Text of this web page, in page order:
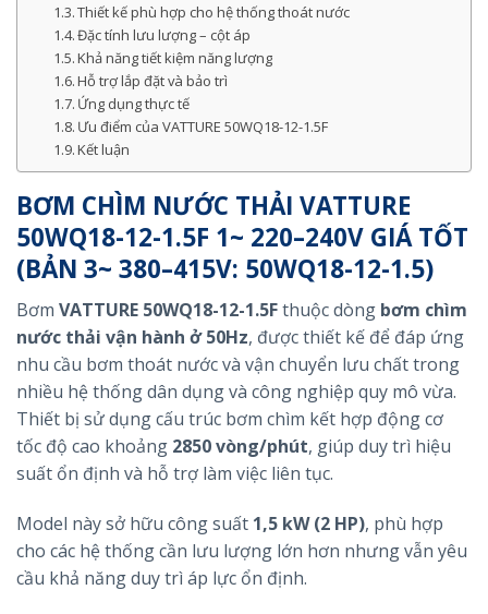
Thiết kế phù hợp cho hệ thống thoát nước
Đặc tính lưu lượng – cột áp
Khả năng tiết kiệm năng lượng
Hỗ trợ lắp đặt và bảo trì
Ứng dụng thực tế
Ưu điểm của VATTURE 50WQ18-12-1.5F
Kết luận
BƠM CHÌM NƯỚC THẢI VATTURE
50WQ18-12-1.5F 1~ 220–240V GIÁ TỐT
(BẢN 3~ 380–415V: 50WQ18-12-1.5)
Bơm VATTURE 50WQ18-12-1.5Fthuộc dòng bơm chìm
nước thải vận hành ở 50Hz, được thiết kế để đáp ứng
nhu cầu bơm thoát nước và vận chuyển lưu chất trong
nhiều hệ thống dân dụng và công nghiệp quy mô vừa.
Thiết bị sử dụng cấu trúc bơm chìm kết hợp động cơ
tốc độ cao khoảng 2850 vòng/phút, giúp duy trì hiệu
suất ổn định và hỗ trợ làm việc liên tục.
Model này sở hữu công suất 1,5 kW (2 HP), phù hợp
cho các hệ thống cần lưu lượng lớn hơn nhưng vẫn yêu
cầu khả năng duy trì áp lực ổn định.